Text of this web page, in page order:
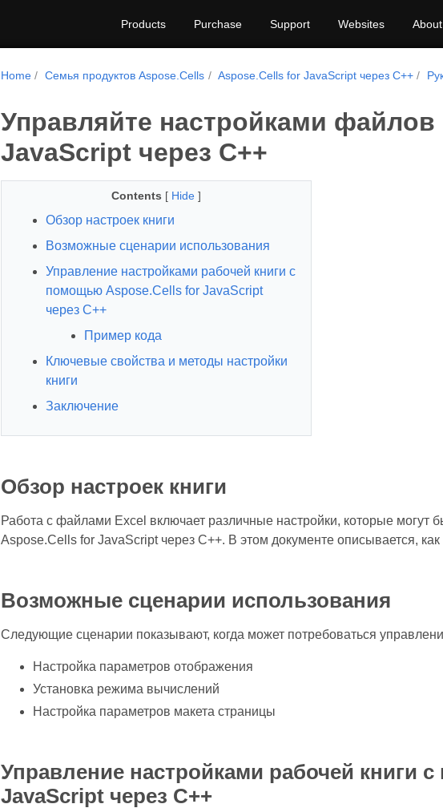
Products Purchase Support Websites About
Home Семья продуктов Aspose.Cells Aspose.Cells for JavaScript через C++
Управляйте настройками
JavaScript через C++
Contents [ Hide ]
Обзор настроек книги
Возможные сценарии использования
Управление настройками рабочей книги с
помощью Aspose.Cells for JavaScript
через C++
Пример кода
Ключевые свойства и методы настройки
книги
Заключение
Обзор настроек книги
Работа с файлами Excel включает различные настройки, которые
Aspose.Cells for JavaScript через C++. В этом документе описывается,
Возможные сценарии использования
Следующие сценарии показывают, когда может потребоваться
Настройка параметров отображения
Установка режима вычислений
Настройка параметров макета страницы
Управление настройками рабочей книги
JavaScript через C++